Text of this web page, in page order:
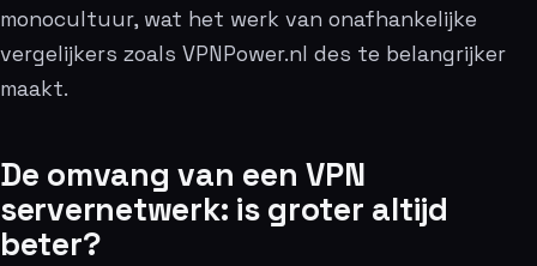
monocultuur, wat het werk van onafhankelijke
vergelijkers zoals VPNPower.nl des te belangrijker
maakt.
De omvang van een VPN
servernetwerk: is groter altijd
beter?